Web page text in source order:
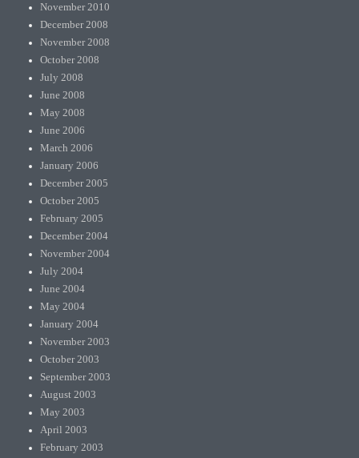
November 2010
December 2008
November 2008
October 2008
July 2008
June 2008
May 2008
June 2006
March 2006
January 2006
December 2005
October 2005
February 2005
December 2004
November 2004
July 2004
June 2004
May 2004
January 2004
November 2003
October 2003
September 2003
August 2003
May 2003
April 2003
February 2003